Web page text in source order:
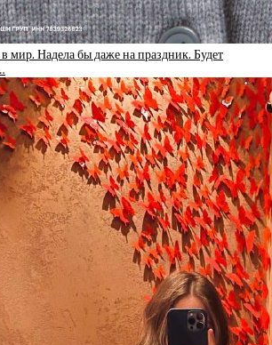
мир. Надела бы даже на праздник. Будет